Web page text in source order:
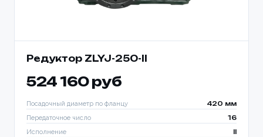
Редуктор ZLYJ-250-ll
524 160 руб
Посадочный диаметр по фланцу 420 мм
Передаточное число 16
Исполнение